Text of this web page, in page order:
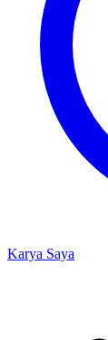
Karya Saya